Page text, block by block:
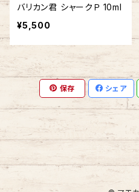
バリカン君 シャークＰ 10ml
¥5,500
保存 シェア